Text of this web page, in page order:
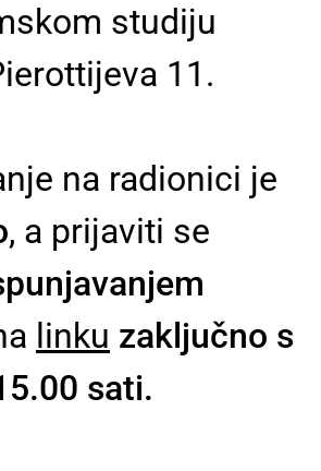
studiju
11.
na radionici je
, a prijaviti se
linku zaključno s
sati.